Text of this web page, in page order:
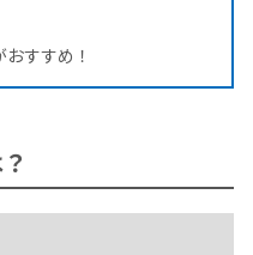
おすすめ！